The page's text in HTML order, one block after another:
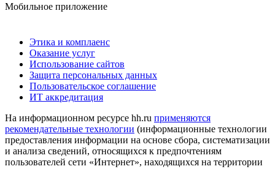
Мобильное приложение
Этика и комплаенс
Оказание услуг
Использование сайтов
Защита персональных данных
Пользовательское соглашение
ИТ аккредитация
На информационном ресурсе hh.ru применяются
рекомендательные технологии (информационные технологии
предоставления информации на основе сбора, систематизации
и анализа сведений, относящихся к предпочтениям
пользователей сети «Интернет», находящихся на территории